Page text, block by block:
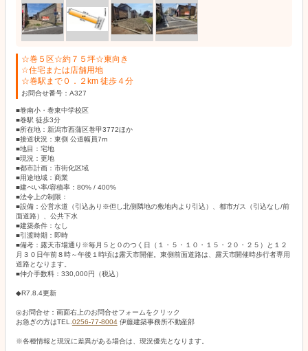
☆巻５区☆約７５坪☆東向き
☆住宅または店舗用地
☆巻駅まで０．２km 徒歩４分
お問合せ番号：A327
■巻南小・巻東中学校区
■巻駅 徒歩3分
■所在地：新潟市西蒲区巻甲3772ほか
■接道状況：東側 公道幅員7m
■地目：宅地
■現況：更地
■都市計画：市街化区域
■用途地域：商業
■建ぺい率/容積率：80% / 400%
■法令上の制限：
■設備：公営水道（引込あり※但し北側隣地の敷地内より引込）、都市ガス（引込なし/前
面道路）、公共下水
■建築条件：なし
■引渡時期：即時
■備考：露天市場通り※毎月５と０のつく日（１・５・１０・１５・２０・２５）と１２
月３０日午前８時～午後１時頃は露天市開催。東側前面道路は、露天市開催時歩行者専用
道路となります。
■仲介手数料：330,000円（税込）
◆R7.8.4更新
◎お問合せ：画面右上のお問合せフォームをクリック
お急ぎの方はTEL. 0256-77-8004伊藤建築事務所不動産部
※各種情報と現況に差異がある場合は、現況優先となります。